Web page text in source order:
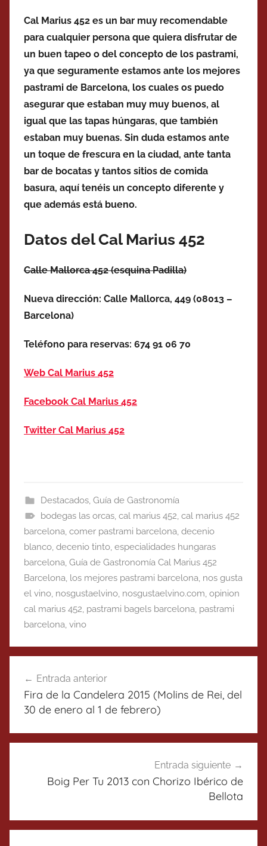
Cal Marius 452 es un bar muy recomendable
para cualquier persona que quiera disfrutar de
un buen tapeo o del concepto de los pastrami,
ya que seguramente estamos ante los mejores
pastrami de Barcelona, los cuales os puedo
asegurar que estaban muy muy buenos, al
igual que las tapas húngaras, que también
estaban muy buenas. Sin duda estamos ante
un toque de frescura en la ciudad, ante tanta
bar de bocatas y tantos sitios de comida
basura, aquí tenéis un concepto diferente y
que además está bueno.
Datos del Cal Marius 452
Calle Mallorca 452 (esquina Padilla)
Nueva dirección: Calle Mallorca, 449 (08013 –
Barcelona)
Teléfono para reservas: 674 91 06 70
Web Cal Marius 452
Facebook Cal Marius 452
Twitter Cal Marius 452
Destacados, Guía de Gastronomía
bodegas las orcas, cal marius 452 cal marius 452
barcelona comer pastrami barcelona decenio
blanco decenio tinto especialidades hungaras
barcelona Guía de Gastronomía Cal Marius 452
Barcelona los mejores pastrami barcelona nos gusta
el vino nosgustaelvino nosgustaelvino.com opinion
cal marius 452 pastrami bagels barcelona pastrami
barcelona vino
de
entradas
Entrada anterior
Fira de la Candelera 2015 (Molins de Rei, del
30 de enero al 1 de febrero)
Entrada siguiente
Boig Per Tu 2013 con Chorizo Ibérico de
Bellota